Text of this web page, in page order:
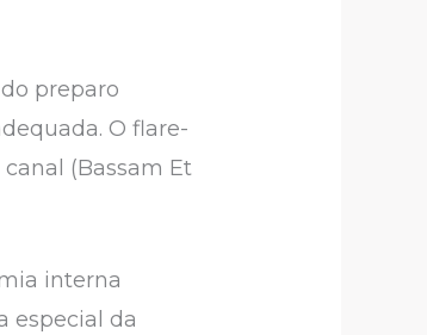
preparo
O flare-
(Bassam Et
interna
especial da